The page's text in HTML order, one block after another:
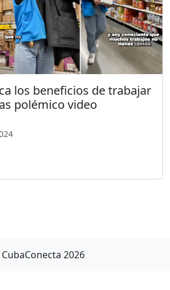
los beneficios de trabajar
polémico video
2026